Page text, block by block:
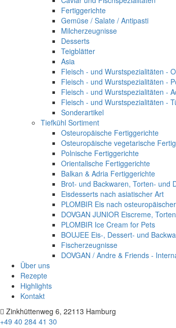
Fertiggerichte
Gemüse / Salate / Antipasti
Milcherzeugnisse
Desserts
Teigblätter
Asia
Fleisch - und Wurstspezialitäten -
Fleisch - und Wurstspezialitäten -
Fleisch - und Wurstspezialitäten -
Fleisch - und Wurstspezialitäten -
Sonderartikel
Tiefkühl Sortiment
Osteuropäische Fertiggerichte
Osteuropäische vegetarische
Polnische Fertiggerichte
Orientalische Fertiggerichte
Balkan & Adria Fertiggerichte
Brot- und Backwaren, Torten- und
Eisdesserts nach asiatischer Art
PLOMBIR Eis nach
DOVGAN JUNIOR Eiscreme,
PLOMBIR Ice Cream for Pets
BOUJEE Eis-, Dessert- und
Fischerzeugnisse
DOVGAN / Andre & Friends -
Über uns
Rezepte
Highlights
Kontakt
Zinkhüttenweg 6, 22113 Hamburg
+49 40 284 41 30